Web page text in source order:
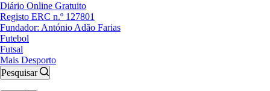
Diário Online Gratuito
Registo ERC n.º 127801
Fundador: António Adão Farias
Futebol
Futsal
Mais Desporto
Pesquisar